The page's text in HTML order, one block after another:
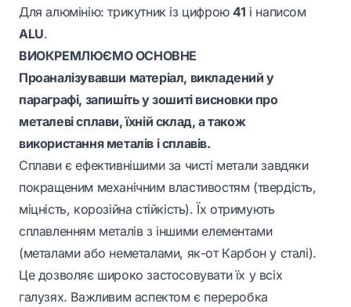
Для алюмінію: трикутник із цифрою41 і написом
ALU.
ВИОКРЕМЛЮЄМО ОСНОВНЕ
Проаналізувавши матеріал, викладений у
параграфі, запишіть у зошиті висновки про
металеві сплави, їхній склад, а також
використання металів і сплавів.
Сплави є ефективнішими за чисті метали завдяки
покращеним механічним властивостям (твердість,
міцність, корозійна стійкість). Їх отримують
сплавленням металів з іншими елементами
(металами або неметалами, як-от Карбон у сталі).
Це дозволяє широко застосовувати їх у всіх
галузях. Важливим аспектом є переробка